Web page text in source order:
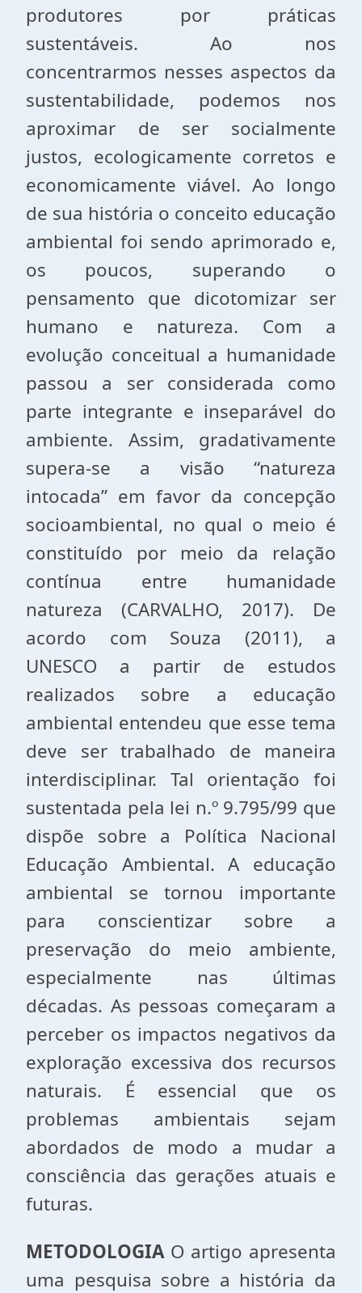
produtores por práticas
sustentáveis. Ao nos
concentrarmos nesses aspectos da
sustentabilidade, podemos nos
aproximar de ser socialmente
justos, ecologicamente corretos e
economicamente viável. Ao longo
de sua história o conceito educação
ambiental foi sendo aprimorado e,
os poucos, superando o
pensamento que dicotomizar ser
humano e natureza. Com a
evolução conceitual a humanidade
passou a ser considerada como
parte integrante e inseparável do
ambiente. Assim, gradativamente
supera-se a visão “natureza
intocada” em favor da concepção
socioambiental, no qual o meio é
constituído por meio da relação
contínua entre humanidade
natureza (CARVALHO, 2017). De
acordo com Souza (2011), a
UNESCO a partir de estudos
realizados sobre a educação
ambiental entendeu que esse tema
deve ser trabalhado de maneira
interdisciplinar. Tal orientação foi
sustentada pela lei n.º 9.795/99 que
dispõe sobre a Política Nacional
Educação Ambiental. A educação
ambiental se tornou importante
para conscientizar sobre a
preservação do meio ambiente,
especialmente nas últimas
décadas. As pessoas começaram a
perceber os impactos negativos da
exploração excessiva dos recursos
naturais. É essencial que os
problemas ambientais sejam
abordados de modo a mudar a
consciência das gerações atuais e
futuras.
METODOLOGIAO artigo apresenta
uma pesquisa sobre a história da